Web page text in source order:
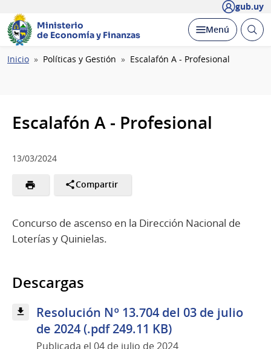
gub.uy
Ministerio
de Economía y Finanzas
Desplegar
Menú Abrir
Ruta
Inicio Políticas y Gestión Escalafón A - Profesional
Escalafón A - Profesional
13/03/2024
Compartir
Concurso de ascenso en la Dirección Nacional de
Loterías y Quinielas.
Descargas
Resolución Nº 13.704 del 03 de julio
de 2024 (.pdf 249.11 KB)
Publicada el 04 de julio de 2024